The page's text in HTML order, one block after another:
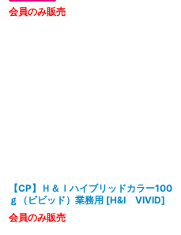
会員のみ販売
【CP】Ｈ＆Ｉハイブリッドカラー100
ｇ（ビビッド）業務用 [H&I VIVID]
会員のみ販売